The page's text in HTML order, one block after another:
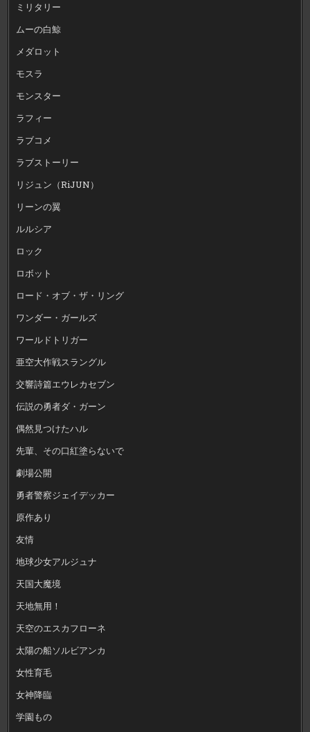
ミリタリー
ムーの白鯨
メダロット
モスラ
モンスター
ラフィー
ラブコメ
ラブストーリー
リジュン（RiJUN）
リーンの翼
ルルシア
ロック
ロボット
ロード・オブ・ザ・リング
ワンダー・ガールズ
ワールドトリガー
亜空大作戦スラングル
交響詩篇エウレカセブン
伝説の勇者ダ・ガーン
偶然見つけたハル
先輩、その口紅塗らないで
劇場公開
勇者警察ジェイデッカー
原作あり
友情
地球少女アルジュナ
天国大魔境
天地無用！
天空のエスカフローネ
太陽の船ソルビアンカ
女性育毛
女神降臨
学園もの